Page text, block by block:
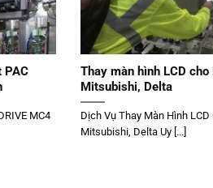
PAC
MC4
Thay màn hình LCD
Mitsubishi, Delta
Dịch Vụ Thay Màn Hình
Mitsubishi, Delta Uy [...]